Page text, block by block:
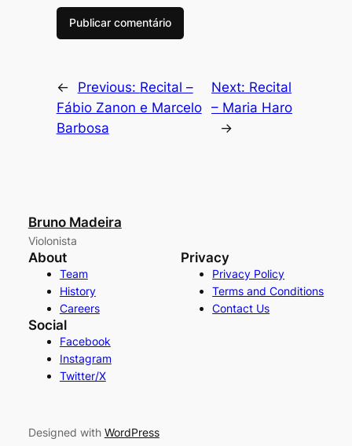
← Previous: Recital –
Fábio Zanon e Marcelo
Barbosa
Next: Recital
– Maria Haro
→
Bruno Madeira
Violonista
About
Team
History
Careers
Privacy
Privacy Policy
Terms and Conditions
Contact Us
Social
Facebook
Instagram
Twitter/X
Designed with WordPress